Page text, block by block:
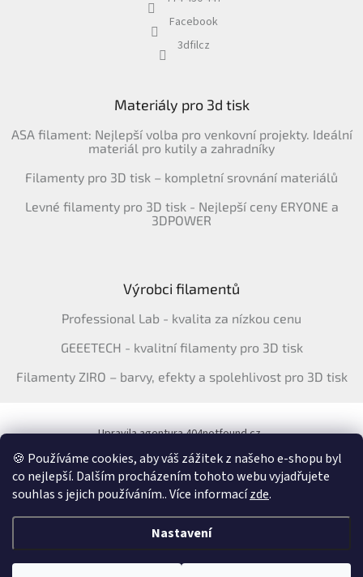
🍪 Používáme cookies, aby váš zážitek z našeho e-shopu byl
co nejlepší. Dalším procházením tohoto webu vyjadřujete
souhlas s jejich používáním.. Více informacízde.
Nastavení
Facebook
3dfilcz
Materiály pro 3d tisk
ASA filament: Nejlepší volba pro venkovní projekty. Ideální
materiál pro kutily a zahradníky
Filamenty pro 3D tisk – kompletní srovnání materiálů
Levné filamenty pro 3D tisk - Nejlepší ceny ERYONE a
3DPOWER
Výrobci filamentů
Professional Lab - kvalita za nízkou cenu
GEEETECH - kvalitní filamenty pro 3D tisk
Filamenty ZIRO – barvy, efekty a spolehlivost pro 3D tisk
Upravila agentura 404notfound.cz
Katalog filamentů ERYONE pro ČR
Vytvořil Shoptet &